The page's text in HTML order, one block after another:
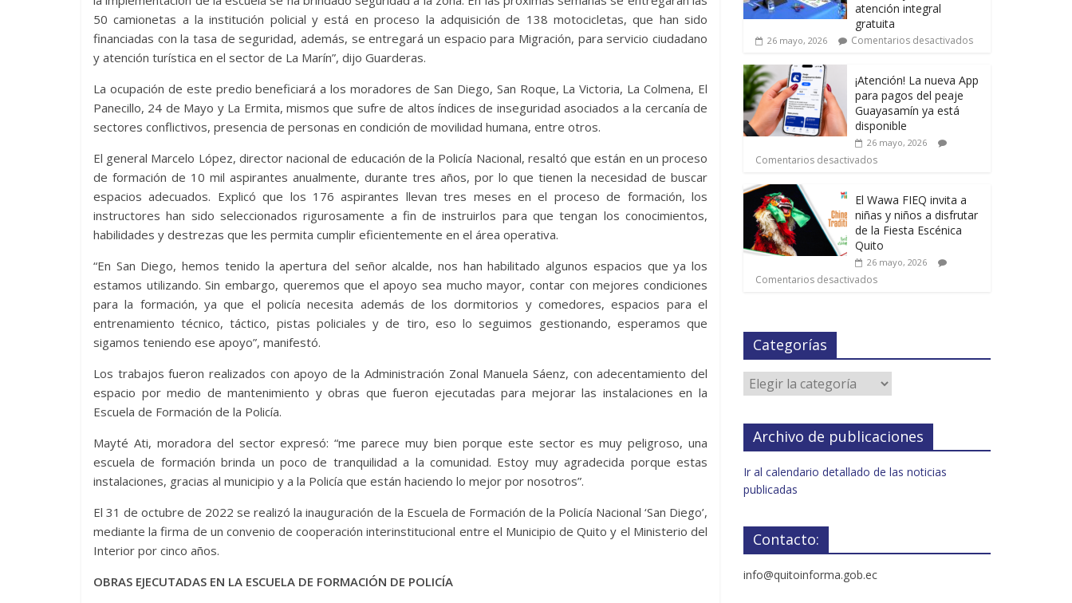
50 camionetas a la institución policial y está en proceso la adquisición de 138 motocicletas, que han sido
financiadas con la tasa de seguridad, además, se entregará un espacio para Migración, para servicio ciudadano
y atención turística en el sector de La Marín”, dijo Guarderas.
La ocupación de este predio beneficiará a los moradores de San Diego, San Roque, La Victoria, La Colmena, El
Panecillo, 24 de Mayo y La Ermita, mismos que sufre de altos índices de inseguridad asociados a la cercanía de
sectores conflictivos, presencia de personas en condición de movilidad humana, entre otros.
El general Marcelo López, director nacional de educación de la Policía Nacional, resaltó que están en un proceso
de formación de 10 mil aspirantes anualmente, durante tres años, por lo que tienen la necesidad de buscar
espacios adecuados. Explicó que los 176 aspirantes llevan tres meses en el proceso de formación, los
instructores han sido seleccionados rigurosamente a fin de instruirlos para que tengan los conocimientos,
habilidades y destrezas que les permita cumplir eficientemente en el área operativa.
“En San Diego, hemos tenido la apertura del señor alcalde, nos han habilitado algunos espacios que ya los
estamos utilizando. Sin embargo, queremos que el apoyo sea mucho mayor, contar con mejores condiciones
para la formación, ya que el policía necesita además de los dormitorios y comedores, espacios para el
entrenamiento técnico, táctico, pistas policiales y de tiro, eso lo seguimos gestionando, esperamos que
sigamos teniendo ese apoyo”, manifestó.
Los trabajos fueron realizados con apoyo de la Administración Zonal Manuela Sáenz, con adecentamiento del
espacio por medio de mantenimiento y obras que fueron ejecutadas para mejorar las instalaciones en la
Escuela de Formación de la Policía.
Mayté Ati, moradora del sector expresó: “me parece muy bien porque este sector es muy peligroso, una
escuela de formación brinda un poco de tranquilidad a la comunidad. Estoy muy agradecida porque estas
instalaciones, gracias al municipio y a la Policía que están haciendo lo mejor por nosotros”.
El 31 de octubre de 2022 se realizó la inauguración de la Escuela de Formación de la Policía Nacional ‘San Diego’,
mediante la firma de un convenio de cooperación interinstitucional entre el Municipio de Quito y el Ministerio del
Interior por cinco años.
OBRAS EJECUTADAS EN LA ESCUELA DE FORMACIÓN DE POLICÍA
atención integral
gratuita
26 mayo, 2026 Comentarios desactivados
¡Atención! La nueva App
para pagos del peaje
Guayasamín ya está
disponible
26 mayo, 2026
Comentarios desactivados
El Wawa FIEQ invita a
niñas y niños a disfrutar
de la Fiesta Escénica
Quito
26 mayo, 2026
Comentarios desactivados
Categorías
Archivo de publicaciones
Ir al calendario detallado de las noticias
publicadas
Contacto:
info@quitoinforma.gob.ec